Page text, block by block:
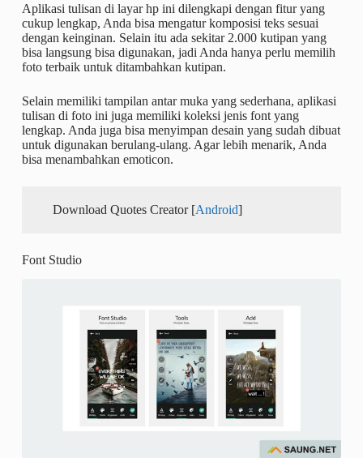
Aplikasi tulisan di layar hp ini dilengkapi dengan fitur yang
cukup lengkap, Anda bisa mengatur komposisi teks sesuai
dengan keinginan. Selain itu ada sekitar 2.000 kutipan yang
bisa langsung bisa digunakan, jadi Anda hanya perlu memilih
foto terbaik untuk ditambahkan kutipan.
Selain memiliki tampilan antar muka yang sederhana, aplikasi
tulisan di foto ini juga memiliki koleksi jenis font yang
lengkap. Anda juga bisa menyimpan desain yang sudah dibuat
untuk digunakan berulang-ulang. Agar lebih menarik, Anda
bisa menambahkan emoticon.
Download Quotes Creator [Android]
Font Studio